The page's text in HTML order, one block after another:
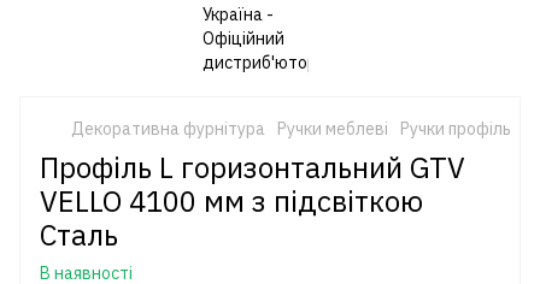
Декоративна фурнітура Ручки меблеві Ручки профіль
Профіль L горизонтальний GTV
VELLO 4100 мм з підсвіткою
Сталь
В наявності